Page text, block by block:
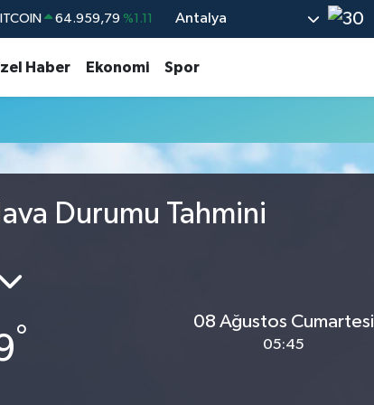
64.959,79 %1.11
ALTIN 6660.55 %0.03
Antalya
Haber Ekonomi Spor
Durumu Tahmini
°
08 Ağustos Cumartesi
05:45